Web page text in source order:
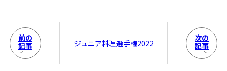
前の
記事
ジュニア料理選手権2022
次の
記事